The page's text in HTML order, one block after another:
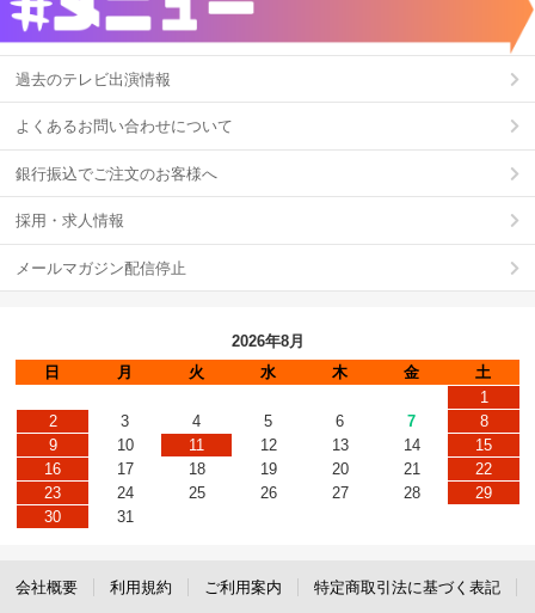
過去のテレビ出演情報
よくあるお問い合わせについて
銀行振込でご注文のお客様へ
採用・求人情報
メールマガジン配信停止
2026年8月
日
月 火 水 木 金
土
1
2
3 4 5 6 7
8
9
10 11 12 13 14
15
16
17 18 19 20 21
22
23
24 25 26 27 28
29
30
31
会社概要 利用規約 ご利用案内 特定商取引法に基づく表記